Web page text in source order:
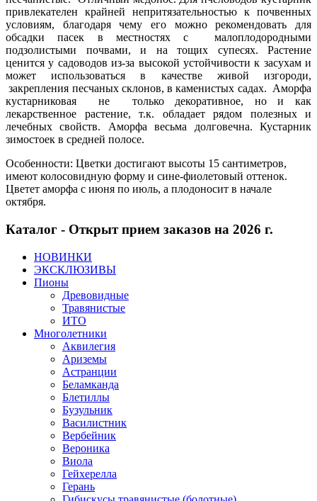
привлекателен крайней непритязательностью к почвенных
условиям, благодаря чему его можно рекомендовать для
обсадки пасек в местностях с малоплодородными
подзолистыми почвами, и на тощих супесях. Растение
ценится у садоводов из-за высокой устойчивости к засухам и
может использоваться в качестве живой изгороди,
закрепления песчаных склонов, в каменистых садах. Аморфа
кустарниковая не только декоративное, но и как
лекарственное растение, т.к. обладает рядом полезных и
лечебных свойств. Аморфа весьма долговечна. Кустарник
зимостоек в средней полосе.
Особенности: Цветки достигают высоты 15 сантиметров,
имеют колосовидную форму и сине-фиолетовый оттенок.
Цветет аморфа с июня по июль, а плодоносит в начале
октября.
Каталог - Открыт прием заказов на 2026 г.
НОВИНКИ
ЭКСКЛЮЗИВЫ
Пионы
Древовидные
Травянистые
ИТО
Многолетники
Аквилегия
Ариземы
Астранции
Беламканда
Блетиллы
Бузульник
Василистник
Вербейник
Вероника
Виола
Гейхерелла
Герань